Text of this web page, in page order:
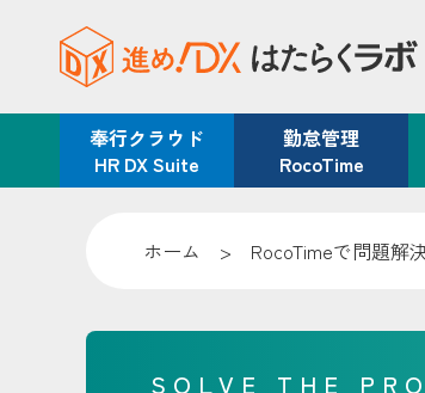
奉行クラウド
HR DX Suite
勤怠管理
RocoTime
ホーム > RocoTimeで問題解
SOLVE THE